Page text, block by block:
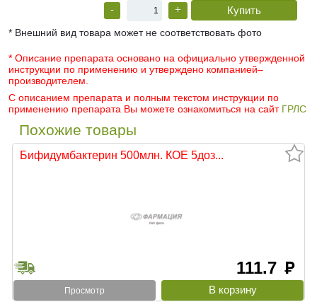
- +
* Внешний вид товара может не соответствовать фото
* Описание препарата основано на официально утвержденной
инструкции по применению и утверждено компанией–
производителем.
С описанием препарата и полным текстом инструкции по
применению препарата Вы можете ознакомиться на сайт ГРЛС
Похожие товары
Бифидумбактерин 500млн. КОЕ 5доз...
111.7 руб
Просмотр